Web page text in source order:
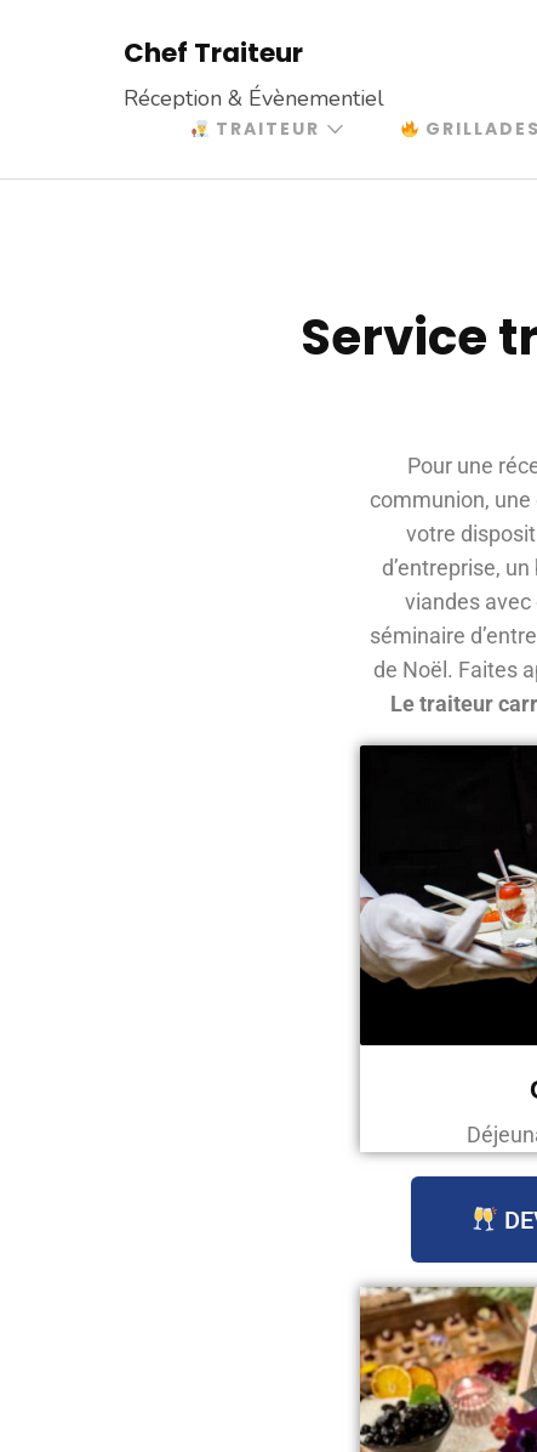
Chef Traiteur
Réception & Évènementiel
TRAITEUR GRILLADES
Service
Pour une
communion, une
votre
d’entreprise,
viandes avec
séminaire
de Noël. Faites
Le traiteur